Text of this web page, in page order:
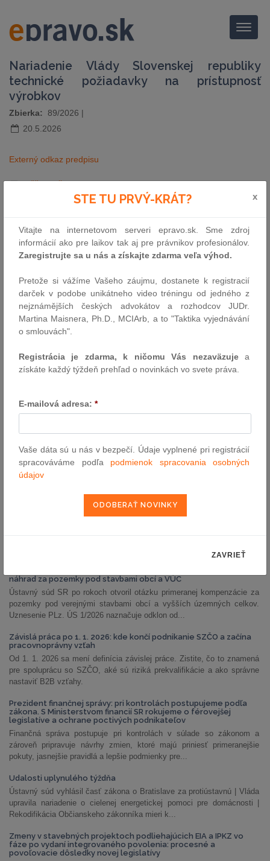
Menu
Nariadenie Vlády Slovenskej republiky
technické požiadavky na prístupnosť
výrobkov
Zbierka: 89/2026 |
20.5.2026
Externý odkaz predpisu
pošli e-mailom
VYHĽADÁVANIE ASPI
Text:
náhrad za pozemky pod stavbami obcí a VÚC
Ústavný súd SR po rokoch otvoril otázku primeranej kompenzácie za
pozemky pod verejnými stavbami obcí a vyšších územných celkov.
Uznesenie PLz. ÚS 1/2026 naznačuje odklon od...
Závislá práca po 1. 1. 2026: kde končí podnikanie SZČO a začína
pracovnoprávny vzťah
Od 1. 1. 2026 sa mení definícia závislej práce. Zistite, čo to znamená
pre spoluprácu so SZČO, aké sú riziká prekvalifikácie a ako správne
nastaviť B2B vzťahy.
Prezident finančnej správy: pri kontrolách postupujeme podľa
zákona. S Ministerstvom financií SR rokujeme o férovejšej
legislatíve a ochrane poctivých podnikateľov
Finančná správa postupuje pri kontrolách v súlade so zákonom a
zároveň pripravuje návrhy zmien, ktoré majú priniesť primeranejšie
pokuty, jasnejšie pravidlá a lepšie podmienky pre...
Udalosti uplynulého týždňa
Ústavný súd vyhlásil časť zákona o Bratislave za protiústavnú | Vláda
upravila nariadenie o cielenej energetickej pomoci pre domácnosti |
Rekodifikácia Občianskeho zákonníka mieri k...
Zmeny v stavebných projektoch podliehajúcich EIA a IPKZ vo
fáze po vydaní integrovaného povolenia: procesné a
povoľovacie dôsledky novej legislatívy
STE TU PRVÝ-KRÁT? x
Vitajte na internetovom serveri epravo.sk. Sme zdroj
informácií ako pre laikov tak aj pre právnikov profesionálov.
Zaregistrujte sa u nás a získajte zdarma veľa výhod.
Pretože si vážíme Vašeho záujmu, dostanete k registracií
darček v podobe unikátneho video tréningu od jedného z
nejznámějších českých advokátov a rozhodcov JUDr.
Martina Maisnera, Ph.D., MCIArb, a to "Taktika vyjednávání
o smlouvách".
Registrácia je zdarma, k ničomu Vás nezaväzujea
získáte každý týždeň prehľad o novinkách vo svete práva.
E-mailová adresa: *
Vaše dáta sú u nás v bezpečí. Údaje vyplnené pri registrácií
spracováváme podľa podmienok spracovania osobných
údajov
ZAVRIEŤ